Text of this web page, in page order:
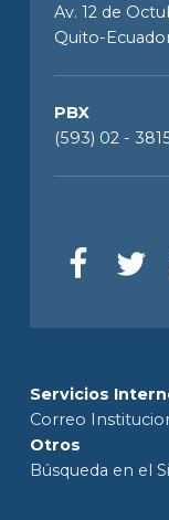
Av. 12 de
Quito-
PBX
(593) 02 -
Servicios
Correo
Otros
Búsqueda en el